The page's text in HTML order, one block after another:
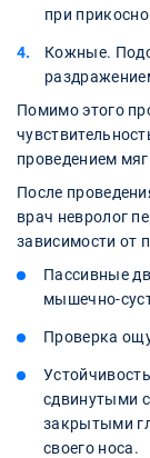
при
Кожные.
Помимо этого
проведением
После
врач невролог
зависимости от
Пассивные
мышечно-
Проверка
сдвинутыми
закрытыми
своего носа.